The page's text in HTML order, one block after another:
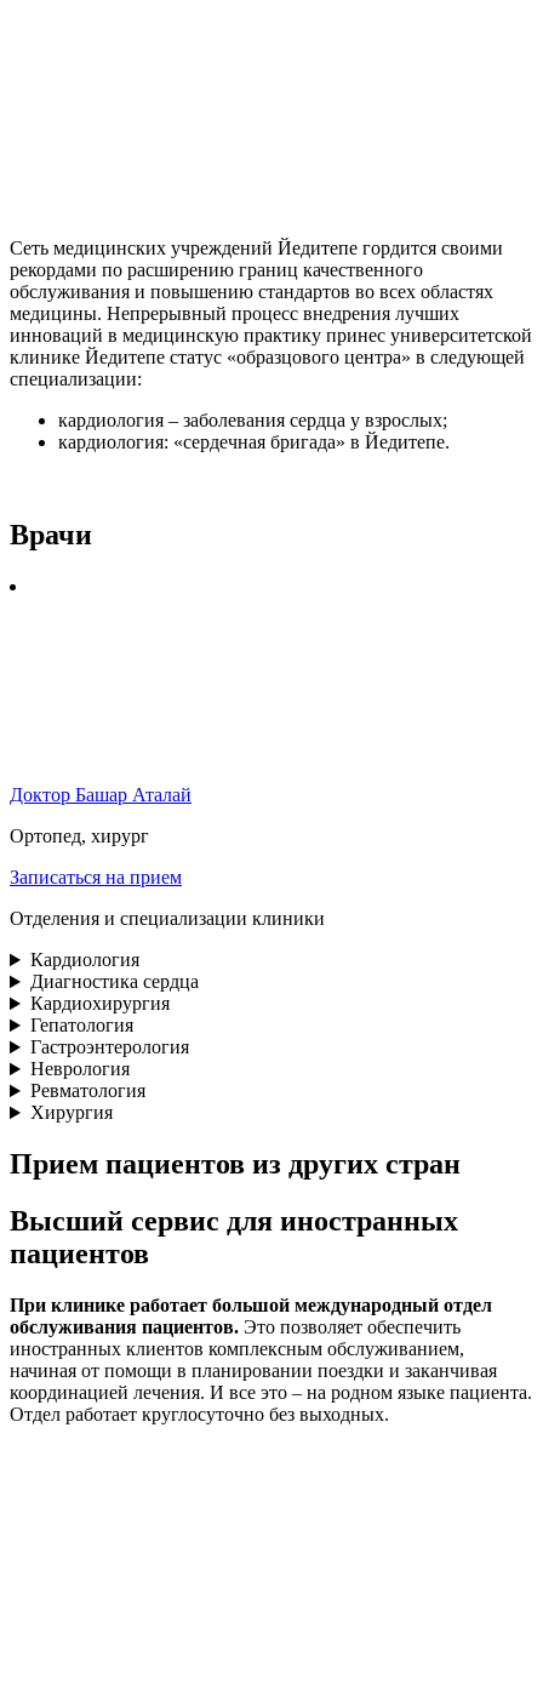
Сеть медицинских учреждений Йедитепе гордится своими
рекордами по расширению границ качественного
обслуживания и повышению стандартов во всех областях
медицины. Непрерывный процесс внедрения лучших
инноваций в медицинскую практику принес университетской
клинике Йедитепе статус «образцового центра» в следующей
специализации:
кардиология – заболевания сердца у взрослых;
кардиология: «сердечная бригада» в Йедитепе.
Врачи
Доктор Башар Аталай
Ортопед, хирург
Записаться на прием
Отделения и специализации клиники
Кардиология
Диагностика сердца
Кардиохирургия
Гепатология
Гастроэнтерология
Неврология
Ревматология
Хирургия
Прием пациентов из других стран
Высший сервис для иностранных
пациентов
При клинике работает большой международный отдел
обслуживания пациентов. Это позволяет обеспечить
иностранных клиентов комплексным обслуживанием,
начиная от помощи в планировании поездки и заканчивая
координацией лечения. И все это – на родном языке пациента.
Отдел работает круглосуточно без выходных.